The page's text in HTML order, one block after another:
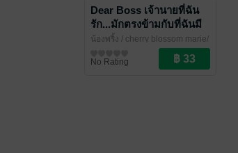
Dear Boss เจ้านายที่ฉัน
รัก...มักตรงข้ามกับที่ฉันมี
น้องพริ้ง / cherry blossom marie/
No Rating